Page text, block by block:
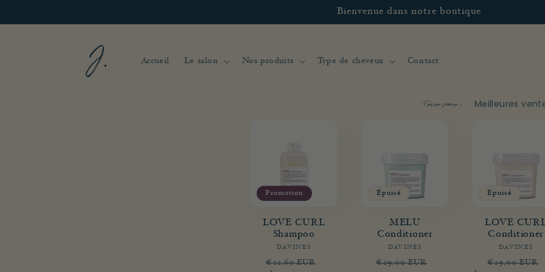
au
Bienvenue dans notre boutique
Accueil Le salon Nos produits Type de cheveux Contact
Trier par :
Promotion
LOVE CURL
Shampoo
Fournisseur :
DAVINES
Prix
€22,60 EUR
Épuisé
MELU
Conditioner
Fournisseur :
DAVINES
Prix
€29,00 EUR
Épuisé
LOVE
Conditioner
DAVINES
Prix
€29,00 EUR